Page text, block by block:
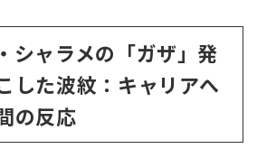
シャラメの「ガザ」発
した波紋：キャリアへ
の反応